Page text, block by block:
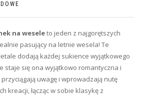
na weseleto jeden z najgorętszych
pasujący na letnie wesela! Te
dodają każdej sukience wyjątkowego
staje się ona wyjątkowo romantyczna i
uwagę i wprowadzają nutę
kreacji, łącząc w sobie klasykę z